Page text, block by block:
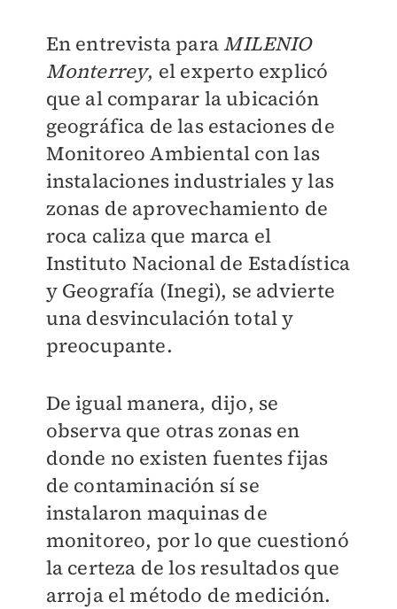
En entrevista para MILENIO
Monterrey, el experto explicó
que al comparar la ubicación
geográfica de las estaciones de
Monitoreo Ambiental con las
instalaciones industriales y las
zonas de aprovechamiento de
roca caliza que marca el
Instituto Nacional de Estadística
y Geografía (Inegi), se advierte
una desvinculación total y
preocupante.
De igual manera, dijo, se
observa que otras zonas en
donde no existen fuentes fijas
de contaminación sí se
instalaron maquinas de
monitoreo, por lo que cuestionó
la certeza de los resultados que
arroja el método de medición.